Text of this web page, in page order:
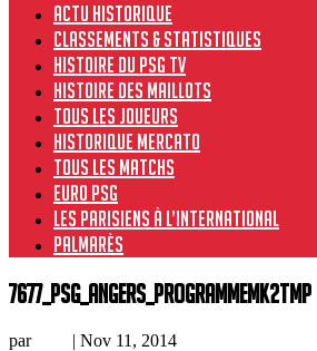
Actu historique
Classements & Statistiques
Histoire du PSG TV
Histoire des maillots
Tous les joueurs
Historique Mercato
Tous les matchs
Euro PSG
Les Parisiens à l’international
Palmarès
7677_PSG_Angers_programmeMK2TMP
par | Nov 11, 2014